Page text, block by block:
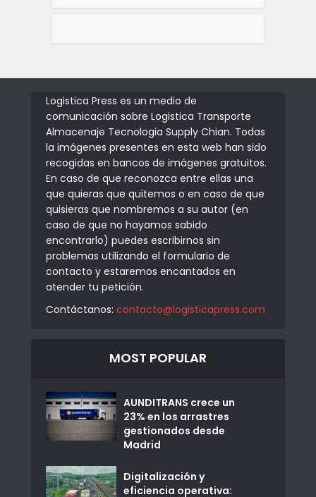
Logistica Press es un medio de
comunicación sobre Logistica Transporte
Almacenaje Tecnologia Supply Chian. Todas
la imágenes presentes en esta web han sido
recogidas en bancos de imágenes gratuitos.
En caso de que reconozca entre ellas una
que quieras que quitemos o en caso de que
quisieras que nombremos a su autor (en
caso de que no hayamos sabido
encontrarlo) puedes escribirnos sin
problemas utilizando el formulario de
contacto y estaremos encantados en
atender tu petición.
Contáctanos: contacto@logisticapress.com
MOST POPULAR
AUNDITRANS crece un
23% en los arrastres
gestionados desde
Madrid
Digitalización y
eficiencia operativa: